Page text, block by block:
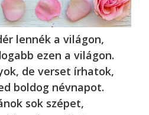
lennék a világon,
ezen a világon.
de verset írhatok,
boldog névnapot.
sok szépet,